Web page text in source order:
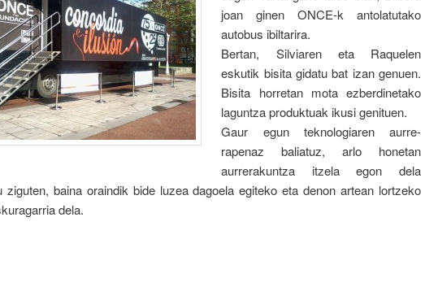
joan ginen ONCE-k antolatutako
autobus ibiltarira.
Bertan, Silviaren eta Raquelen
eskutik bisita gidatu bat izan genuen.
Bisita horretan mota ezberdinetako
laguntza produktuak ikusi genituen.
Gaur egun teknologiaren aurre-
rapenaz baliatuz, arlo honetan
aurrerakuntza itzela egon dela
ziguten, baina oraindik bide luzea dagoela egiteko eta denon artean lortzeko
dela.